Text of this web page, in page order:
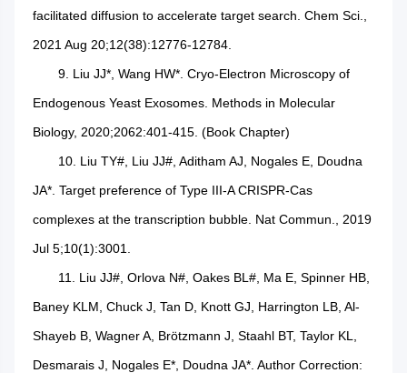
facilitated diffusion to accelerate target search. Chem Sci.,
2021 Aug 20;12(38):12776-12784.
9. Liu JJ*, Wang HW*. Cryo-Electron Microscopy of
Endogenous Yeast Exosomes. Methods in Molecular
Biology, 2020;2062:401-415. (Book Chapter)
10. Liu TY#, Liu JJ#, Aditham AJ, Nogales E, Doudna
JA*. Target preference of Type III-A CRISPR-Cas
complexes at the transcription bubble. Nat Commun., 2019
Jul 5;10(1):3001.
11. Liu JJ#, Orlova N#, Oakes BL#, Ma E, Spinner HB,
Baney KLM, Chuck J, Tan D, Knott GJ, Harrington LB, Al-
Shayeb B, Wagner A, Brötzmann J, Staahl BT, Taylor KL,
Desmarais J, Nogales E*, Doudna JA*. Author Correction: